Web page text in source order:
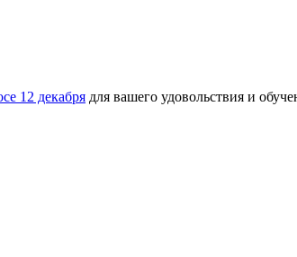
12 декабря для вашего удовольствия и